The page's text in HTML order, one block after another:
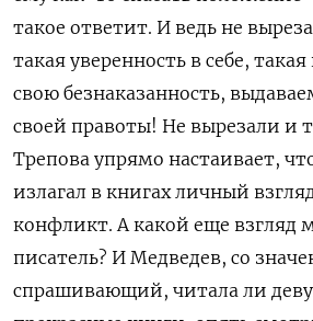
такое ответит. И ведь не
такая уверенность в себе,
свою безнаказанность,
своей правоты! Не вырезали и
Трепова упрямо настаивает,
излагал в книгах личный
конфликт. А какой еще взгляд
писатель? И Медведев, со
спрашивающий, читала ли